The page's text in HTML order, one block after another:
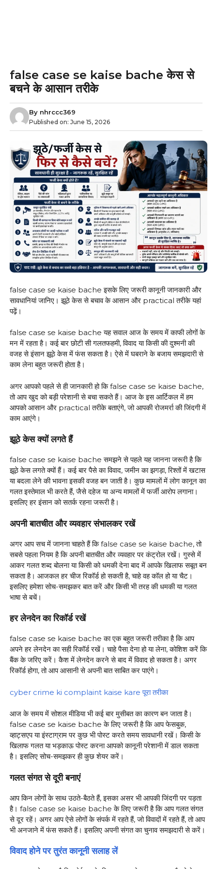
false case se kaise bache केस से
बचने के आसान तरीके
By nhrccc369
Published on: June 15, 2026
false case se kaise bache इसके लिए जरूरी कानूनी जानकारी और
सावधानियां जानिए। झूठे केस से बचाव के आसान और practical तरीके यहां
पढ़ें।
false case se kaise bache यह सवाल आज के समय में काफी लोगों के
मन में रहता है। कई बार छोटी सी गलतफहमी, विवाद या किसी की दुश्मनी की
वजह से इंसान झूठे केस में फंस सकता है। ऐसे में घबराने के बजाय समझदारी से
काम लेना बहुत जरूरी होता है।
अगर आपको पहले से ही जानकारी हो कि false case se kaise bache,
तो आप खुद को बड़ी परेशानी से बचा सकते हैं। आज के इस आर्टिकल में हम
आपको आसान और practical तरीके बताएंगे, जो आपकी रोजमर्रा की जिंदगी में
काम आएंगे।
झूठे केस क्यों लगते हैं
false case se kaise bache समझने से पहले यह जानना जरूरी है कि
झूठे केस लगते क्यों हैं। कई बार पैसे का विवाद, जमीन का झगड़ा, रिश्तों में खटास
या बदला लेने की भावना इसकी वजह बन जाती है। कुछ मामलों में लोग कानून का
गलत इस्तेमाल भी करते हैं, जैसे दहेज या अन्य मामलों में फर्जी आरोप लगाना।
इसलिए हर इंसान को सतर्क रहना जरूरी है।
अपनी बातचीत और व्यवहार संभालकर रखें
अगर आप सच में जानना चाहते हैं कि false case se kaise bache, तो
सबसे पहला नियम है कि अपनी बातचीत और व्यवहार पर कंट्रोल रखें। गुस्से में
आकर गलत शब्द बोलना या किसी को धमकी देना बाद में आपके खिलाफ सबूत बन
सकता है। आजकल हर चीज रिकॉर्ड हो सकती है, चाहे वह कॉल हो या चैट।
इसलिए हमेशा सोच-समझकर बात करें और किसी भी तरह की धमकी या गलत
भाषा से बचें।
हर लेनदेन का रिकॉर्ड रखें
false case se kaise bache का एक बहुत जरूरी तरीका है कि आप
अपने हर लेनदेन का सही रिकॉर्ड रखें। चाहे पैसा देना हो या लेना, कोशिश करें कि
बैंक के जरिए करें। कैश में लेनदेन करने से बाद में विवाद हो सकता है। अगर
रिकॉर्ड होगा, तो आप आसानी से अपनी बात साबित कर पाएंगे।
cyber crime ki complaint kaise kare पूरा तरीका
आज के समय में सोशल मीडिया भी कई बार मुसीबत का कारण बन जाता है।
false case se kaise bache के लिए जरूरी है कि आप फेसबुक,
व्हाट्सएप या इंस्टाग्राम पर कुछ भी पोस्ट करते समय सावधानी रखें। किसी के
खिलाफ गलत या भड़काऊ पोस्ट करना आपको कानूनी परेशानी में डाल सकता
है। इसलिए सोच-समझकर ही कुछ शेयर करें।
गलत संगत से दूरी बनाएं
आप किन लोगों के साथ उठते-बैठते हैं, इसका असर भी आपकी जिंदगी पर पड़ता
है। false case se kaise bache के लिए जरूरी है कि आप गलत संगत
से दूर रहें। अगर आप ऐसे लोगों के संपर्क में रहते हैं, जो विवादों में रहते हैं, तो आप
भी अनजाने में फंस सकते हैं। इसलिए अपनी संगत का चुनाव समझदारी से करें।
विवाद होने पर तुरंत कानूनी सलाह लें